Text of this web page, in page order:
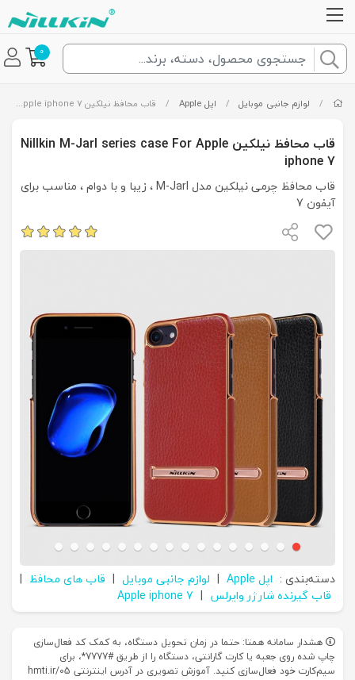
0
/ لوازم جانبی موبایل / اپل Apple / قاب محافظ نیلکین Nillkin M-Jarl series case For Apple iphone 7
قاب محافظ نیلکین Nillkin M-Jarl series case For Apple
iphone 7
قاب محافظ چرمی نیلکین مدل M-Jarl ، زیبا و با دوام ، مناسب برای
آیفون 7
دسته‌بندی : اپل Apple | لوازم جانبی موبایل | قاب های محافظ |
قاب گیرنده شارژر وایرلس |
Apple iphone 7
هشدار سامانه همتا: حتما در زمان تحویل دستگاه، به کمک کد فعال‌سازی
چاپ شده روی جعبه یا کارت گارانتی، دستگاه را از طریق #7777*، برای
سیم‌کارت خود فعال‌سازی کنید. آموزش تصویری در آدرس اینترنتی hmti.ir/05